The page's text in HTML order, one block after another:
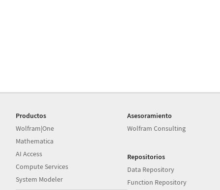
Productos
Wolfram|One
Mathematica
AI Access
Compute Services
System Modeler
Asesoramiento
Wolfram Consulting
Repositorios
Data Repository
Function Repository